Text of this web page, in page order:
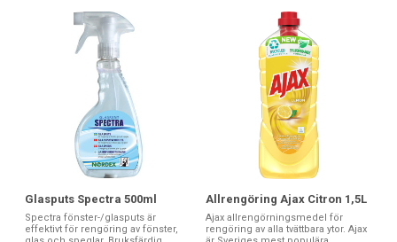
Glasputs Spectra 500ml
Spectra fönster-/glasputs är
effektivt för rengöring av fönster,
Allrengöring Ajax Citron 1,5L
Ajax allrengörningsmedel för
rengöring av alla tvättbara ytor. Ajax